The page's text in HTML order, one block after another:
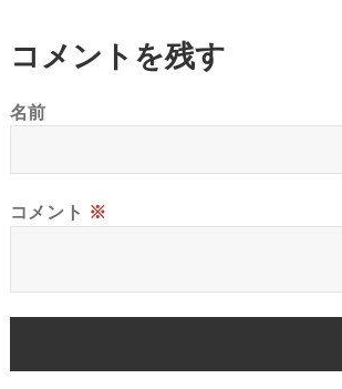
コメントを残す
名前
コメント ※